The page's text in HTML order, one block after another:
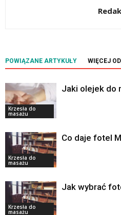
POWIĄZANE ARTYKUŁY WIĘCEJ
Krzesła do
masażu
Jaki olejek do
Krzesła do
masażu
Co daje fotel
Krzesła do
masażu
Jak wybrać